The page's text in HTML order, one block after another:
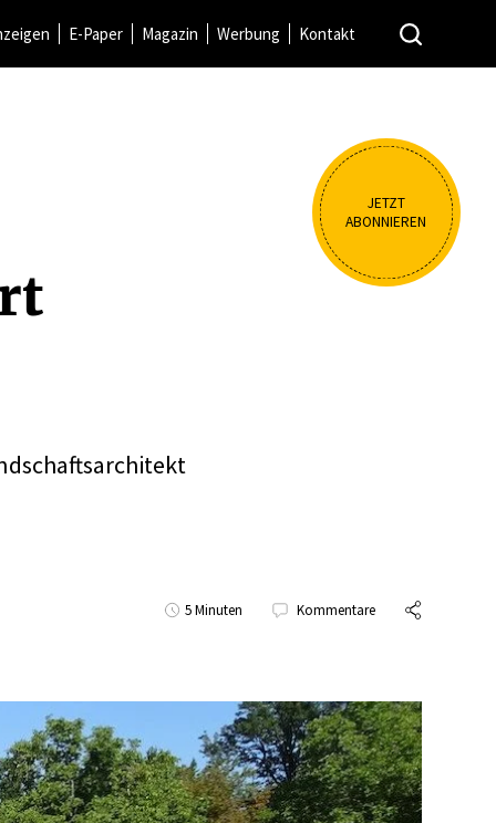
E-Paper Magazin Werbung Kontakt
JETZT
ABONNIEREN
5 Minuten Kommentare